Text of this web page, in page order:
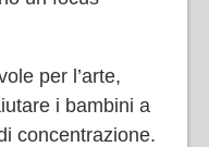
per l’arte,
i bambini a
concentrazione.